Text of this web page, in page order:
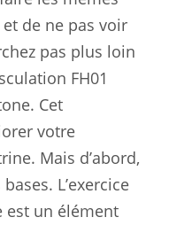
de ne pas voir
pas plus loin
FH01
Cet
votre
Mais d’abord,
L’exercice
est un élément